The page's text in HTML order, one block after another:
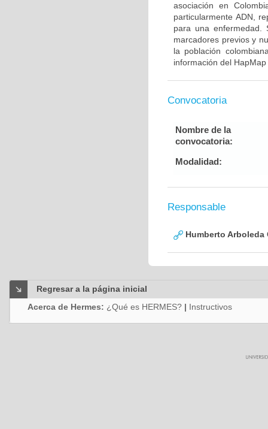
asociación en
particularmente ADN,
para una enfermedad.
marcadores previos y
la población
información del
Convocatoria
Nombre de la
convocatoria:
Modalidad:
Responsable
Humberto Arboleda
Regresar a la página inicial
Acerca de Hermes: ¿Qué es HERMES? | Instructivos